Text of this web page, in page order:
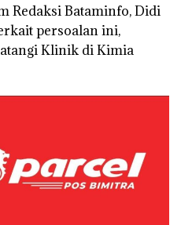
Redaksi Bataminfo, Didi
persoalan ini,
Klinik di Kimia